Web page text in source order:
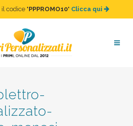
il codice "PPPROMO10" Clicca qui
personalizzato-
monesi-150×150